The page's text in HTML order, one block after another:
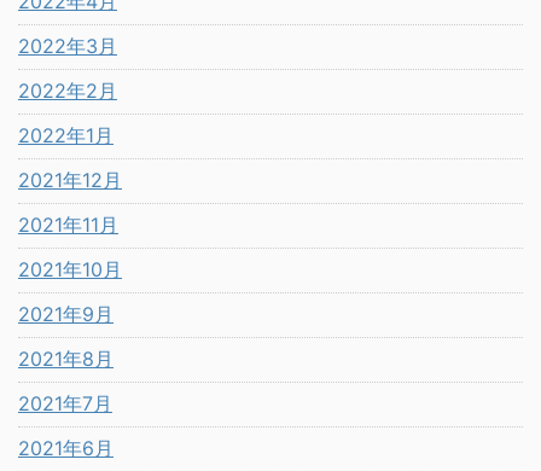
2022年3月
2022年2月
2022年1月
2021年12月
2021年11月
2021年10月
2021年9月
2021年8月
2021年7月
2021年6月